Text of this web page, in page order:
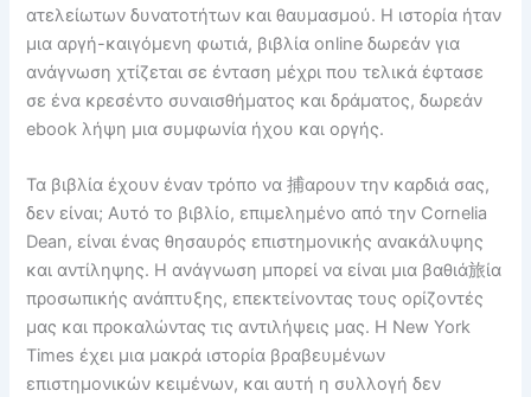
ατελείωτων δυνατοτήτων και θαυμασμού. Η ιστορία ήταν
μια αργή-καιγόμενη φωτιά, βιβλία online δωρεάν για
ανάγνωση χτίζεται σε ένταση μέχρι που τελικά έφτασε
σε ένα κρεσέντο συναισθήματος και δράματος, δωρεάν
ebook λήψη μια συμφωνία ήχου και οργής.
Τα βιβλία έχουν έναν τρόπο να 捕αρουν την καρδιά σας,
δεν είναι; Αυτό το βιβλίο, επιμελημένο από την Cornelia
Dean, είναι ένας θησαυρός επιστημονικής ανακάλυψης
και αντίληψης. Η ανάγνωση μπορεί να είναι μια βαθιά旅ία
προσωπικής ανάπτυξης, επεκτείνοντας τους ορίζοντές
μας και προκαλώντας τις αντιλήψεις μας. Η New York
Times έχει μια μακρά ιστορία βραβευμένων
επιστημονικών κειμένων, και αυτή η συλλογή δεν